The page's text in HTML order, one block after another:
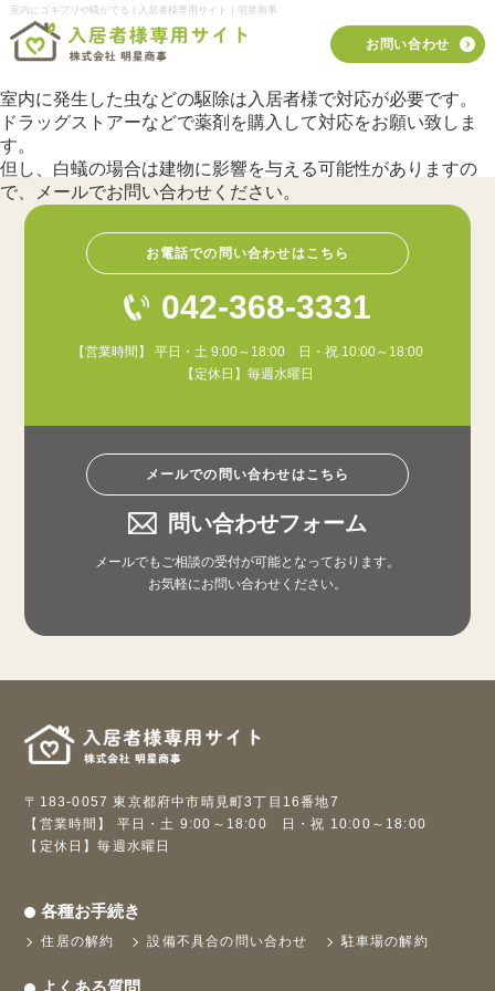
室内にゴキブリや蟻がでる | 入居者様専用サイト｜明星商事
お問い合わせ
室内に発生した虫などの駆除は入居者様で対応が必要です。
ドラッグストアーなどで薬剤を購入して対応をお願い致しま
す。
但し、白蟻の場合は建物に影響を与える可能性がありますの
で、メールでお問い合わせください。
お電話での問い合わせはこちら
042-368-3331
【営業時間】 平日・土 9:00～18:00 日・祝 10:00～18:00
【定休日】毎週水曜日
メールでの問い合わせはこちら
問い合わせフォーム
メールでもご相談の受付が可能となっております。
お気軽にお問い合わせください。
〒183-0057 東京都府中市晴見町3丁目16番地7
【営業時間】 平日・土 9:00～18:00 日・祝 10:00～18:00
【定休日】毎週水曜日
各種お手続き
住居の解約 設備不具合の問い合わせ 駐車場の解約
よくある質問